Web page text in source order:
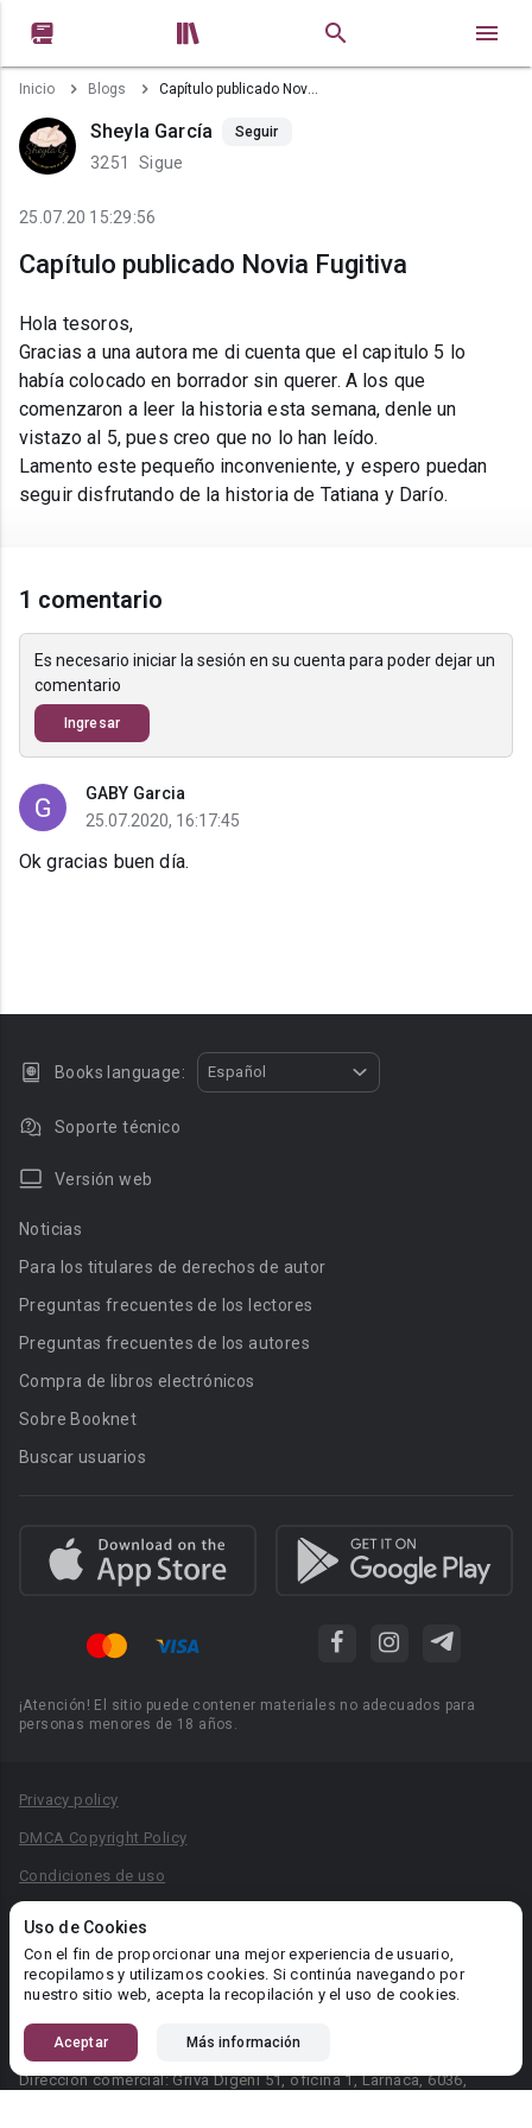
 
Inicio Blogs Capítulo publicado Novia Fugitiva
Sheyla García Seguir
3251 Sigue
25.07.20 15:29:56
Capítulo publicado Novia Fugitiva
Hola tesoros,
Gracias a una autora me di cuenta que el capitulo 5 lo
había colocado en borrador sin querer. A los que
comenzaron a leer la historia esta semana, denle un
vistazo al 5, pues creo que no lo han leído.
Lamento este pequeño inconveniente, y espero puedan
seguir disfrutando de la historia de Tatiana y Darío.
1 comentario
Es necesario iniciar la sesión en su cuenta para poder dejar un
comentario
Ingresar
GABY Garcia
25.07.2020, 16:17:45
Ok gracias buen día.
Uso de Cookies
Con el fin de proporcionar una mejor experiencia de usuario,
recopilamos y utilizamos cookies. Si continúa navegando por
nuestro sitio web, acepta la recopilación y el uso de cookies.
Aceptar Más información
Books language: Español
Soporte técnico
Versión web
Noticias
Para los titulares de derechos de autor
Preguntas frecuentes de los lectores
Preguntas frecuentes de los autores
Compra de libros electrónicos
Sobre Booknet
Buscar usuarios
¡Atención! El sitio puede contener materiales no adecuados para
personas menores de 18 años.
Privacy policy
DMCA Copyright Policy
Condiciones de uso
Reglas para la publicación de libros
Área RR.PP.: pr@booknet.com
© 2026 Booknet. Todos los derechos reservados.
Dirección comercial: Griva Digeni 51, oficina 1, Larnaca, 6036,